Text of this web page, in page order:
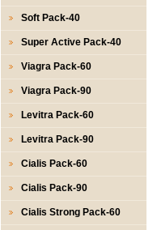
Soft Pack-40
Super Active Pack-40
Viagra Pack-60
Viagra Pack-90
Levitra Pack-60
Levitra Pack-90
Cialis Pack-60
Cialis Pack-90
Cialis Strong Pack-60